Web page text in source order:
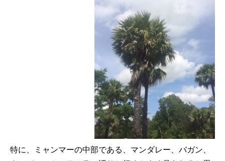
特に、ミャンマーの中部である、マンダレー、バガン、